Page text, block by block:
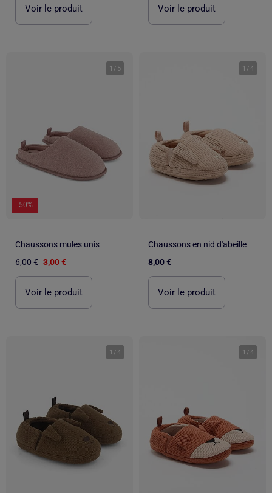
Voir le produit Voir le produit
1 / 5
-50%
Chaussons mules unis
6,00 € 3,00 €
Voir le produit
1 /4
Chaussons en nid d'abeille
8,00 €
Voir le produit
1 /4 1 /4